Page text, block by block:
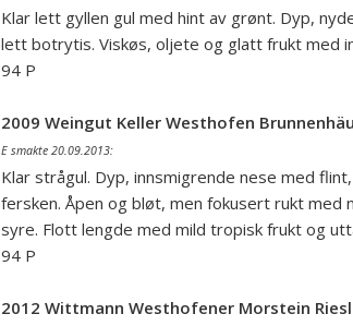
Klar lett gyllen gul med hint av grønt. Dyp,
lett botrytis. Viskøs, oljete og glatt frukt med
94 P
2009 Weingut Keller Westhofen
E smakte 20.09.2013:
Klar strågul. Dyp, innsmigrende nese med
fersken. Åpen og bløt, men fokusert rukt med
syre. Flott lengde med mild tropisk frukt og
94 P
2012 Wittmann Westhofener Morstein